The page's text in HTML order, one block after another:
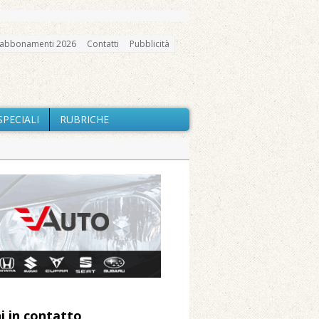
2026 Contatti Pubblicità
RUBRICHE
e chiusi tutti i sentieri
Barone